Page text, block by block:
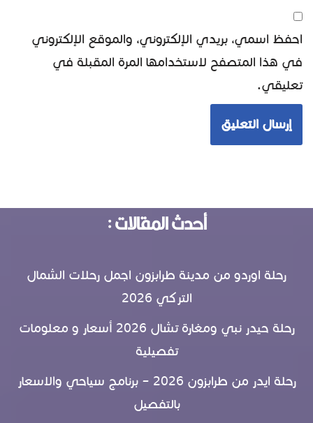
احفظ اسمي، بريدي الإلكتروني، والموقع الإلكتروني
في هذا المتصفح لاستخدامها المرة المقبلة في
تعليقي.
أحدث المقالات :
رحلة اوردو من مدينة طرابزون اجمل رحلات الشمال
التركي 2026
رحلة حيدر نبي ومغارة تشال 2026 أسعار و معلومات
تفصيلية
رحلة ايدر من طرابزون 2026 – برنامج سياحي والاسعار
بالتفصيل